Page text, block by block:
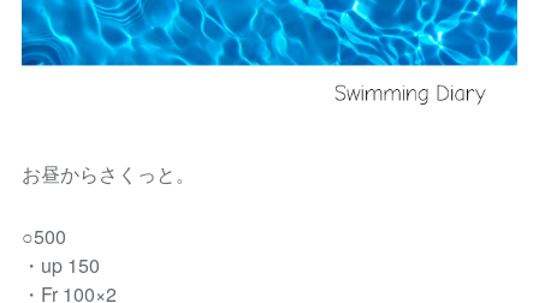
お昼からさくっと。
○500
・up 150
・Fr 100×2